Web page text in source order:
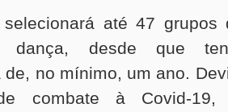
selecionará até 47
dança, desde que
de, no mínimo, um ano.
combate à Covid-19,